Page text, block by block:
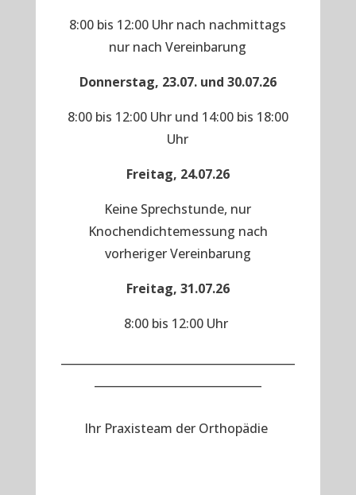
8:00 bis 12:00 Uhr nach nachmittags
nur nach Vereinbarung
Donnerstag, 23.07. und 30.07.26
8:00 bis 12:00 Uhr und 14:00 bis 18:00
Uhr
Freitag, 24.07.26
Keine Sprechstunde, nur
Knochendichtemessung nach
vorheriger Vereinbarung
Freitag, 31.07.26
8:00 bis 12:00 Uhr
Ihr Praxisteam der Orthopädie